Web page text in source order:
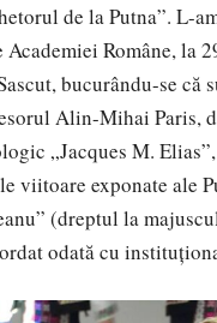
de la Putna”. L-
Române, la
bucurându-se că
Alin-Mihai Paris,
„Jacques M.
viitoare exponate ale
(dreptul la
odată cu